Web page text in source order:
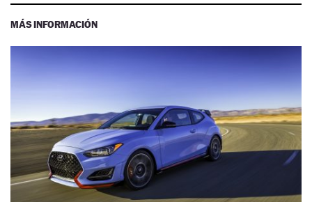
MÁS INFORMACIÓN